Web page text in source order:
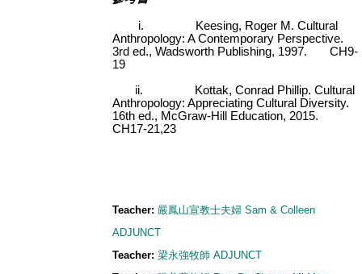
i.
Keesing, Roger M. Cultural
Anthropology: A Contemporary Perspective.
3rd ed., Wadsworth Publishing, 1997. CH9-
19
ii.
Kottak, Conrad Phillip. Cultural
Anthropology: Appreciating Cultural Diversity.
16th ed., McGraw-Hill Education, 2015.
CH17-21,23
Teacher: 嚴鳳山宣教士夫婦 Sam & Colleen
ADJUNCT
Teacher:梁永強牧師 ADJUNCT